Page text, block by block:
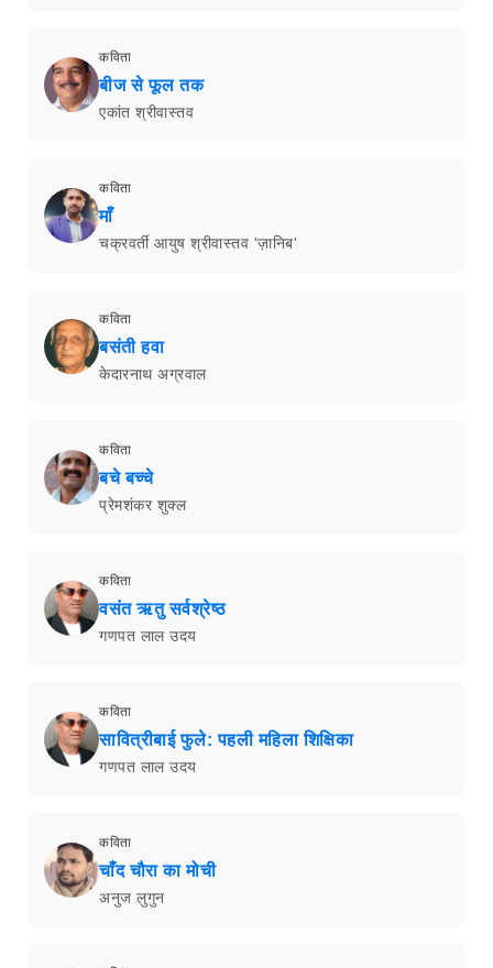
कविता
बीज से फूल तक
एकांत श्रीवास्तव
कविता
माँ
चक्रवर्ती आयुष श्रीवास्तव 'ज़ानिब'
कविता
बसंती हवा
केदारनाथ अग्रवाल
कविता
बचे बच्चे
प्रेमशंकर शुक्ल
कविता
वसंत ऋतु सर्वश्रेष्ठ
गणपत लाल उदय
कविता
सावित्रीबाई फुले: पहली महिला शिक्षिका
गणपत लाल उदय
कविता
चाँद चौरा का मोची
अनुज लुगुन